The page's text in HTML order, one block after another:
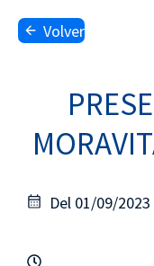
Volver
Del 01/09/